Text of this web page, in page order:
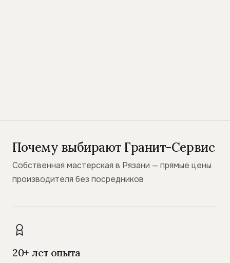
Почему выбирают Гранит-Сервис
Собственная мастерская в Рязани — прямые цены
производителя без посредников
20+ лет опыта